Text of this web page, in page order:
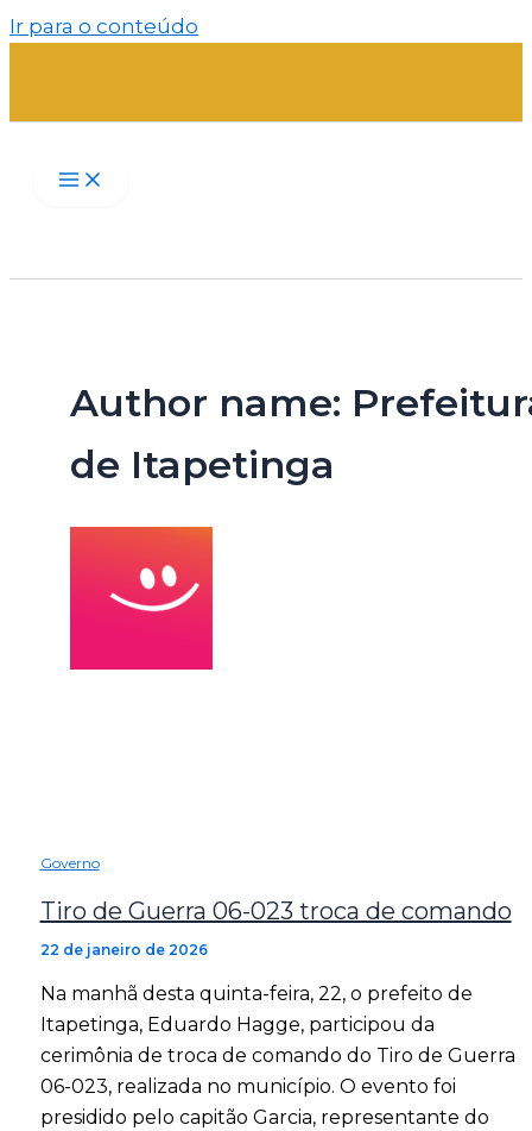
Ir para o conteúdo
Author name:
de Itapetinga
Governo
Tiro de Guerra 06-023 troca de comando
22 de janeiro de 2026
Na manhã desta quinta-feira, 22, o prefeito de
Itapetinga, Eduardo Hagge, participou da
cerimônia de troca de comando do Tiro de Guerra
06-023, realizada no município. O evento foi
presidido pelo capitão Garcia, representante do